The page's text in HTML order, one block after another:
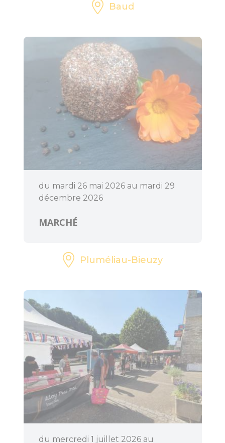
Baud
du mardi 26 mai 2026 au mardi 29
décembre 2026
MARCHÉ
Pluméliau-Bieuzy
du mercredi 1 juillet 2026 au